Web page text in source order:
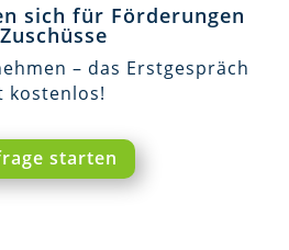
sich für Förderungen
– das Erstgespräch
kostenlos!
starten